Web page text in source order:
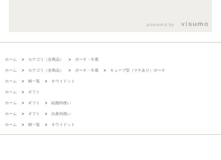
powered by
ホーム > カテゴリ（全商品） > ポーチ・巾着
ホーム > カテゴリ（全商品） > ポーチ・巾着 > キューブ型（マチあり）ポーチ
ホーム > 柄一覧 > キウイドット
ホーム > ギフト
ホーム > ギフト > 結婚内祝い
ホーム > ギフト > 出産内祝い
ホーム > 柄一覧 > キウイドット